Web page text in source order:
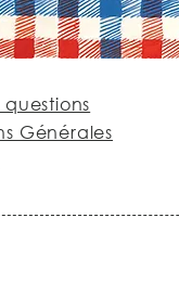
Générales